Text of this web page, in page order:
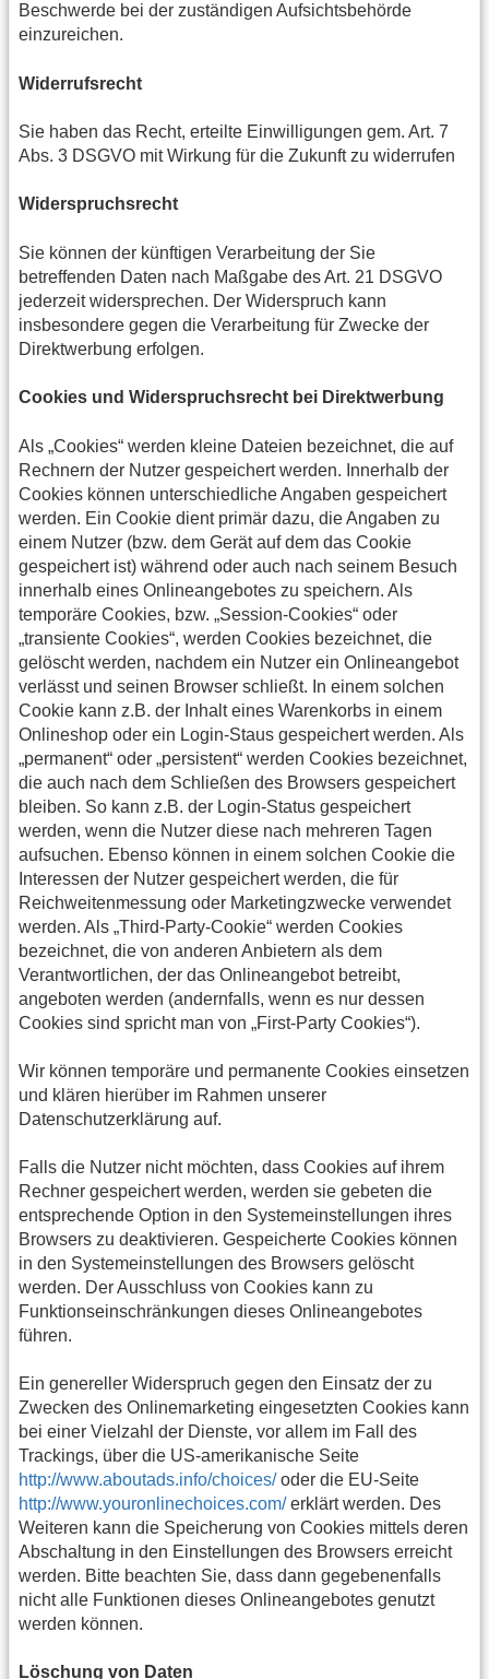
Beschwerde bei der zuständigen Aufsichtsbehörde
einzureichen.
Widerrufsrecht
Sie haben das Recht, erteilte Einwilligungen gem. Art. 7
Abs. 3 DSGVO mit Wirkung für die Zukunft zu widerrufen
Widerspruchsrecht
Sie können der künftigen Verarbeitung der Sie
betreffenden Daten nach Maßgabe des Art. 21 DSGVO
jederzeit widersprechen. Der Widerspruch kann
insbesondere gegen die Verarbeitung für Zwecke der
Direktwerbung erfolgen.
Cookies und Widerspruchsrecht bei Direktwerbung
Als „Cookies“ werden kleine Dateien bezeichnet, die auf
Rechnern der Nutzer gespeichert werden. Innerhalb der
Cookies können unterschiedliche Angaben gespeichert
werden. Ein Cookie dient primär dazu, die Angaben zu
einem Nutzer (bzw. dem Gerät auf dem das Cookie
gespeichert ist) während oder auch nach seinem Besuch
innerhalb eines Onlineangebotes zu speichern. Als
temporäre Cookies, bzw. „Session-Cookies“ oder
„transiente Cookies“, werden Cookies bezeichnet, die
gelöscht werden, nachdem ein Nutzer ein Onlineangebot
verlässt und seinen Browser schließt. In einem solchen
Cookie kann z.B. der Inhalt eines Warenkorbs in einem
Onlineshop oder ein Login-Staus gespeichert werden. Als
„permanent“ oder „persistent“ werden Cookies bezeichnet,
die auch nach dem Schließen des Browsers gespeichert
bleiben. So kann z.B. der Login-Status gespeichert
werden, wenn die Nutzer diese nach mehreren Tagen
aufsuchen. Ebenso können in einem solchen Cookie die
Interessen der Nutzer gespeichert werden, die für
Reichweitenmessung oder Marketingzwecke verwendet
werden. Als „Third-Party-Cookie“ werden Cookies
bezeichnet, die von anderen Anbietern als dem
Verantwortlichen, der das Onlineangebot betreibt,
angeboten werden (andernfalls, wenn es nur dessen
Cookies sind spricht man von „First-Party Cookies“).
Wir können temporäre und permanente Cookies einsetzen
und klären hierüber im Rahmen unserer
Datenschutzerklärung auf.
Falls die Nutzer nicht möchten, dass Cookies auf ihrem
Rechner gespeichert werden, werden sie gebeten die
entsprechende Option in den Systemeinstellungen ihres
Browsers zu deaktivieren. Gespeicherte Cookies können
in den Systemeinstellungen des Browsers gelöscht
werden. Der Ausschluss von Cookies kann zu
Funktionseinschränkungen dieses Onlineangebotes
führen.
Ein genereller Widerspruch gegen den Einsatz der zu
Zwecken des Onlinemarketing eingesetzten Cookies kann
bei einer Vielzahl der Dienste, vor allem im Fall des
Trackings, über die US-amerikanische Seite
http://www.aboutads.info/choices/oder die EU-Seite
http://www.youronlinechoices.com/erklärt werden. Des
Weiteren kann die Speicherung von Cookies mittels deren
Abschaltung in den Einstellungen des Browsers erreicht
werden. Bitte beachten Sie, dass dann gegebenenfalls
nicht alle Funktionen dieses Onlineangebotes genutzt
werden können.
Löschung von Daten